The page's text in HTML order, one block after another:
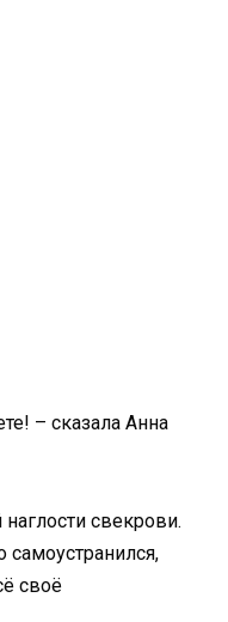
– сказала Анна
свекрови.
самоустранился,
своё